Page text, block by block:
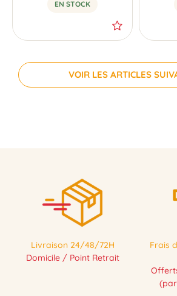
EN STOCK
VOIR LES ARTICLES
Livraison 24/48/72H
Domicile / Point Retrait
Frais